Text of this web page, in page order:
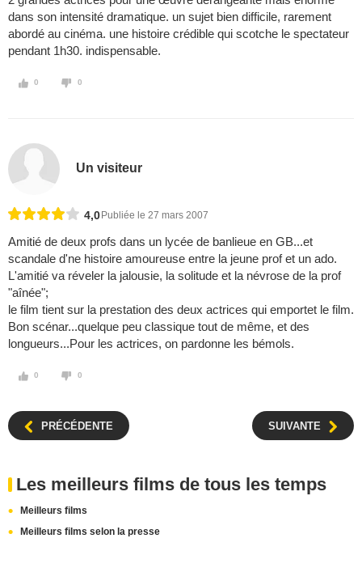
dans son intensité dramatique. un sujet bien difficile, rarement
abordé au cinéma. une histoire crédible qui scotche le spectateur
pendant 1h30. indispensable.
0 0
Un visiteur
4,0 Publiée le 27 mars 2007
Amitié de deux profs dans un lycée de banlieue en GB...et
scandale d'ne histoire amoureuse entre la jeune prof et un ado.
L'amitié va réveler la jalousie, la solitude et la névrose de la prof
"aînée";
le film tient sur la prestation des deux actrices qui emportet le film.
Bon scénar...quelque peu classique tout de même, et des
longueurs...Pour les actrices, on pardonne les bémols.
0 0
PRÉCÉDENTE SUIVANTE
Les meilleurs films de tous les temps
Meilleurs films
Meilleurs films selon la presse